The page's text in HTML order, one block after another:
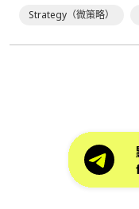
Strategy（微策略）